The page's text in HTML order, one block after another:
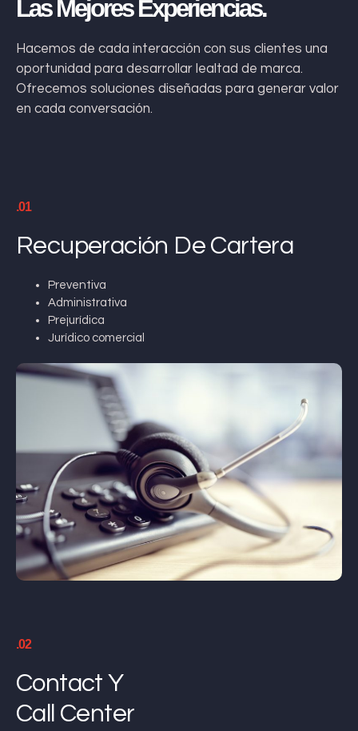
Las Mejores Experiencias.
Hacemos de cada interacción con sus clientes una
oportunidad para desarrollar lealtad de marca.
Ofrecemos soluciones diseñadas para generar valor
en cada conversación.
.01
Recuperación De Cartera
Preventiva
Administrativa
Prejurídica
Jurídico comercial
.02
Contact Y
Call Center